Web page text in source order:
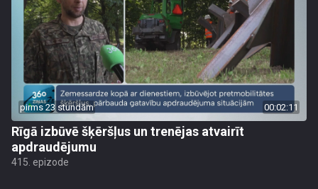
pirms 23 stundām 00:02:11
Rīgā izbūvē šķēršļus un trenējas atvairīt
apdraudējumu
415. epizode